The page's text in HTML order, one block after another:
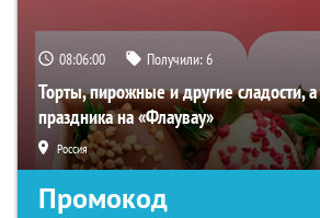
08:05:59 Получили:6
Торты, пирожные и другие сладости,
праздника на «Флаувау»
Россия
Промокод